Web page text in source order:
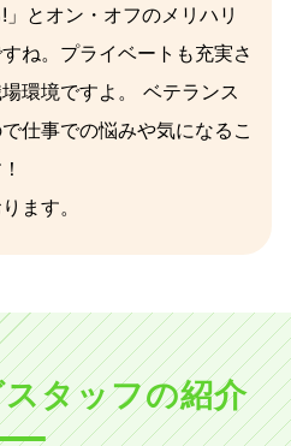
とオン・オフのメリハリ
ね。プライベートも充実さ
環境ですよ。 ベテランス
仕事での悩みや気になるこ
ます。
タッフの紹介